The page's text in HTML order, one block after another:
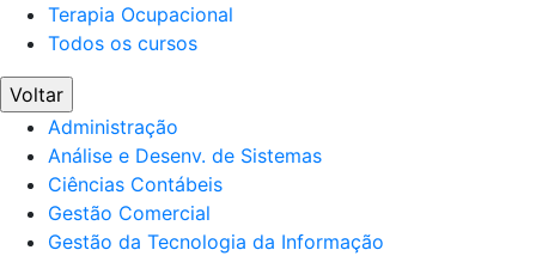
Terapia Ocupacional
Todos os cursos
Voltar
Administração
Análise e Desenv. de Sistemas
Ciências Contábeis
Gestão Comercial
Gestão da Tecnologia da Informação